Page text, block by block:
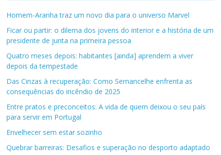
Homem-Aranha traz um novo dia para o universo Marvel
Ficar ou partir: o dilema dos jovens do interior e a história de um
presidente de junta na primeira pessoa
Quatro meses depois: habitantes [ainda] aprendem a viver
depois da tempestade
Das Cinzas à recuperação: Como Sernancelhe enfrenta as
consequências do incêndio de 2025
Entre pratos e preconceitos: A vida de quem deixou o seu país
para servir em Portugal
Envelhecer sem estar sozinho
Quebrar barreiras: Desafios e superação no desporto adaptado